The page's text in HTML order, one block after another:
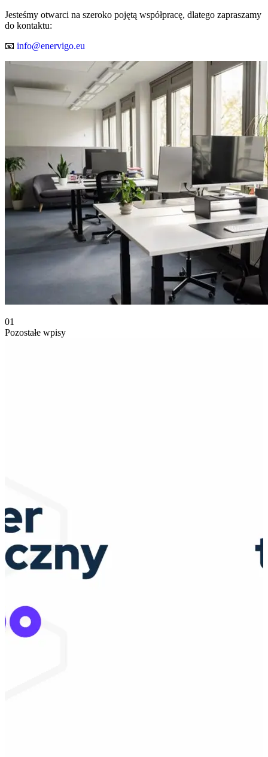
Jesteśmy otwarci na szeroko pojętą współpracę, dlatego zapraszamy
do kontaktu:
📧 info@enervigo.eu
01
Pozostałe wpisy